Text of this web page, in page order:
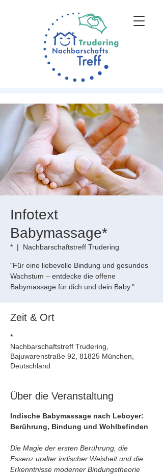
Infotext
Babymassage*
*
  |
Nachbarschaftstreff Trudering
"Für eine liebevolle Bindung und gesundes
Wachstum – entdecke die offene
Babymassage für dich und dein Baby."
Zeit & Ort
*
Nachbarschaftstreff Trudering,
Bajuwarenstraße 92, 81825 München,
Deutschland
Über die Veranstaltung
Indische Babymassage nach Leboyer:
Berührung, Bindung und Wohlbefinden
Die Magie der ersten Berührung, die
Essenz uralter indischer Weisheit und die
Erkenntnisse moderner Bindungstheorie